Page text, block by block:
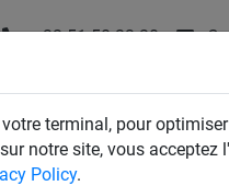
terminal, pour
notre site, vous acceptez
Policy.
+32 51 58 23 20
DE MAISON & JARDIN